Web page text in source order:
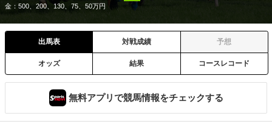
金：500、200、130、75、50万円
出馬表 対戦成績 予想
オッズ 結果 コースレコード
無料アプリで競馬情報をチェックする